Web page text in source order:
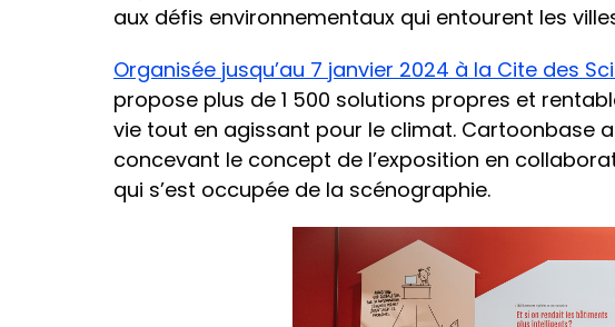
aux défis environnementaux qui entourent les
Organisée jusqu’au 7 janvier 2024 à la Cite des
propose plus de 1 500 solutions propres et
vie tout en agissant pour le climat. Cartoonbase
concevant le concept de l’exposition en
qui s’est occupée de la scénographie.